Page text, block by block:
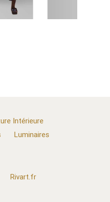
Intérieure
Luminaires
Rivart.fr